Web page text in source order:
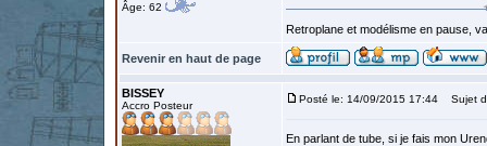
Âge: 62
Retroplane et modélisme en pause,
Revenir en haut de page
BISSEY
Accro Posteur
Posté le: 14/09/2015 17:44 Sujet
En parlant de tube, si je fais mon